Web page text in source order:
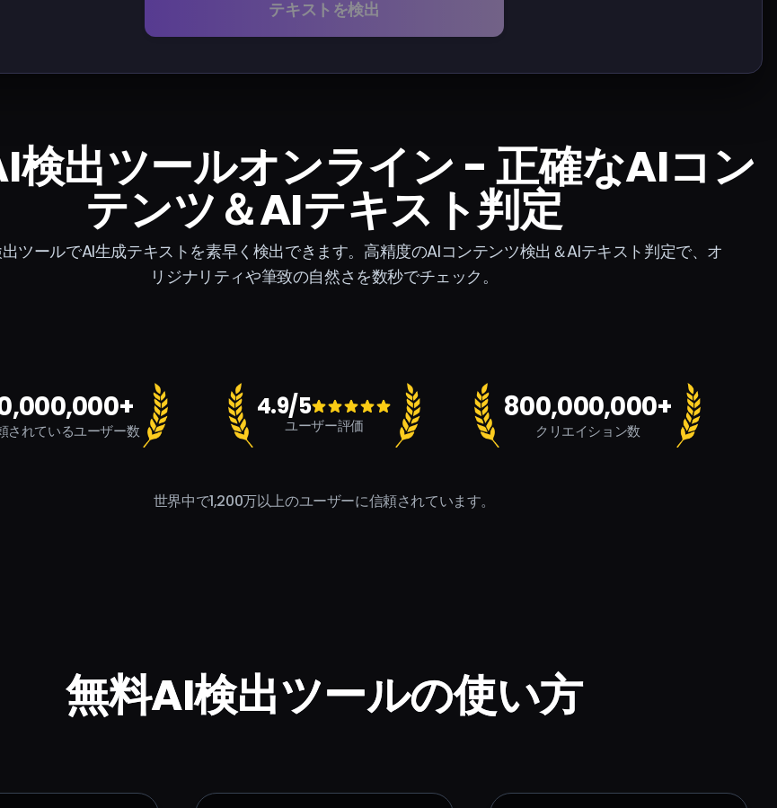
テキストを検出
検出ツールオンライン - 正確なAIコン
テンツ＆AIテキスト判定
ツールでAI生成テキストを素早く検出できます。高精度のAIコンテンツ検出＆AIテキスト判定で、オ
リジナリティや筆致の自然さを数秒でチェック。
されているユーザー数
4.9/5
ユーザー評価
800,000,000+
クリエイション数
世界中で1,200万以上のユーザーに信頼されています。
無料AI検出ツールの使い方